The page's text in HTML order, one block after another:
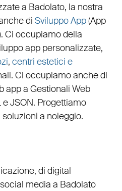
a Badolato, la nostra
di Sviluppo App(App
Ci occupiamo della
app personalizzate,
, centri estetici e
. Ci occupiamo anche di
appa Gestionali Web
eJSON. Progettiamo
soluzioni a noleggio.
, di digital
media a Badolato